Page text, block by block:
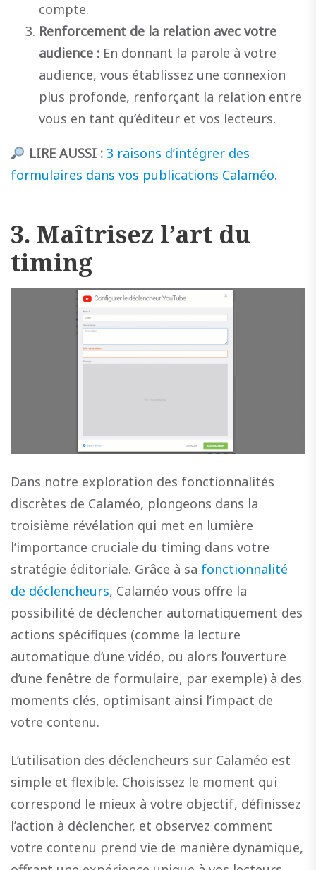
compte.
Renforcement de la relation avec votre
audience : En donnant la parole à votre
audience, vous établissez une connexion
plus profonde, renforçant la relation entre
vous en tant qu’éditeur et vos lecteurs.
LIRE AUSSI : 3 raisons d’intégrer des
formulaires dans vos publications Calaméo.
3. Maîtrisez l’art du
timing
Dans notre exploration des fonctionnalités
discrètes de Calaméo, plongeons dans la
troisième révélation qui met en lumière
l’importance cruciale du timing dans votre
stratégie éditoriale. Grâce à sa fonctionnalité
de déclencheurs, Calaméo vous offre la
possibilité de déclencher automatiquement des
actions spécifiques (comme la lecture
automatique d’une vidéo, ou alors l’ouverture
d’une fenêtre de formulaire, par exemple) à des
moments clés, optimisant ainsi l’impact de
votre contenu.
L’utilisation des déclencheurs sur Calaméo est
simple et flexible. Choisissez le moment qui
correspond le mieux à votre objectif, définissez
l’action à déclencher, et observez comment
votre contenu prend vie de manière dynamique,